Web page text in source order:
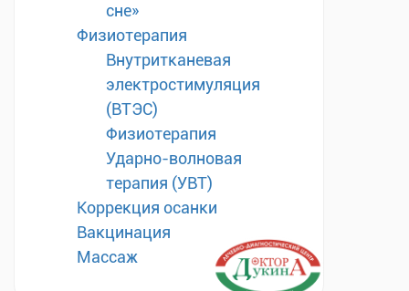
сне»
Физиотерапия
Внутритканевая
электростимуляция
(ВТЭС)
Физиотерапия
Ударно-волновая
терапия (УВТ)
Коррекция осанки
Вакцинация
Массаж